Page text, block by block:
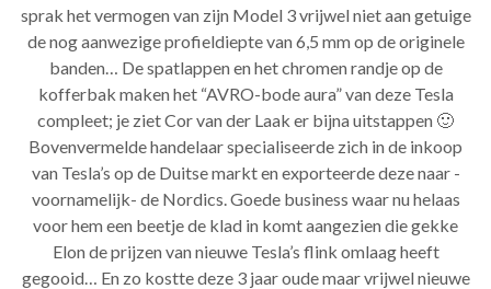
sprak het vermogen van zijn Model 3 vrijwel niet aan getuige
de nog aanwezige profieldiepte van 6,5 mm op de originele
banden… De spatlappen en het chromen randje op de
kofferbak maken het “AVRO-bode aura” van deze Tesla
compleet; je ziet Cor van der Laak er bijna uitstappen 🙂
Bovenvermelde handelaar specialiseerde zich in de inkoop
van Tesla’s op de Duitse markt en exporteerde deze naar -
voornamelijk- de Nordics. Goede business waar nu helaas
voor hem een beetje de klad in komt aangezien die gekke
Elon de prijzen van nieuwe Tesla’s flink omlaag heeft
gegooid… En zo kostte deze 3 jaar oude maar vrijwel nieuwe